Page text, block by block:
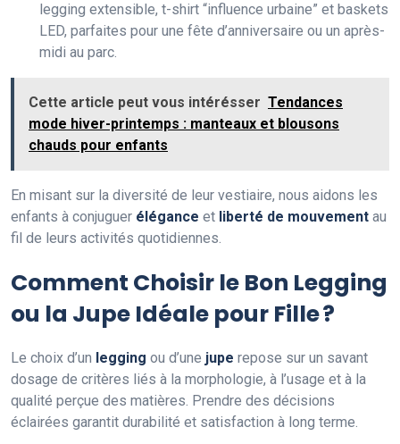
legging extensible, t-shirt “influence urbaine” et baskets
LED, parfaites pour une fête d’anniversaire ou un après-
midi au parc.
Cette article peut vous intérésser Tendances
mode hiver-printemps : manteaux et blousons
chauds pour enfants
En misant sur la diversité de leur vestiaire, nous aidons les
enfants à conjuguer élégance et liberté de mouvement au
fil de leurs activités quotidiennes.
Comment Choisir le Bon Legging
ou la Jupe Idéale pour Fille ?
Le choix d’un legging ou d’une jupe repose sur un savant
dosage de critères liés à la morphologie, à l’usage et à la
qualité perçue des matières. Prendre des décisions
éclairées garantit durabilité et satisfaction à long terme.